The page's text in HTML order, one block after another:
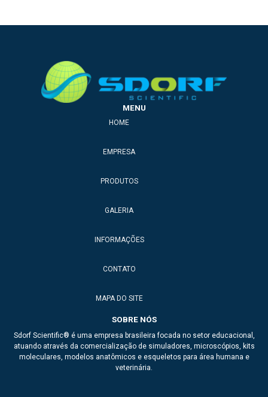
MENU
HOME
EMPRESA
PRODUTOS
GALERIA
INFORMAÇÕES
CONTATO
MAPA DO SITE
SOBRE NÓS
Sdorf Scientific® é uma empresa brasileira focada no setor educacional,
atuando através da comercialização de simuladores, microscópios, kits
moleculares, modelos anatômicos e esqueletos para área humana e
veterinária.